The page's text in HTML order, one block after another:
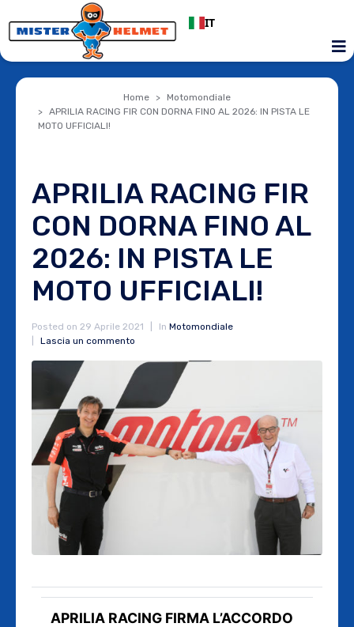
IT
Home
Motomondiale
APRILIA RACING FIR CON DORNA FINO AL 2026: IN PISTA LE
MOTO UFFICIALI!
APRILIA RACING FIR
CON DORNA FINO AL
2026: IN PISTA LE
MOTO UFFICIALI!
Posted on 29 Aprile 2021 In Motomondiale
Lascia un commento
APRILIA RACING FIRMA L’ACCORDO